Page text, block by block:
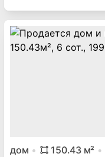
дом 150.43м²